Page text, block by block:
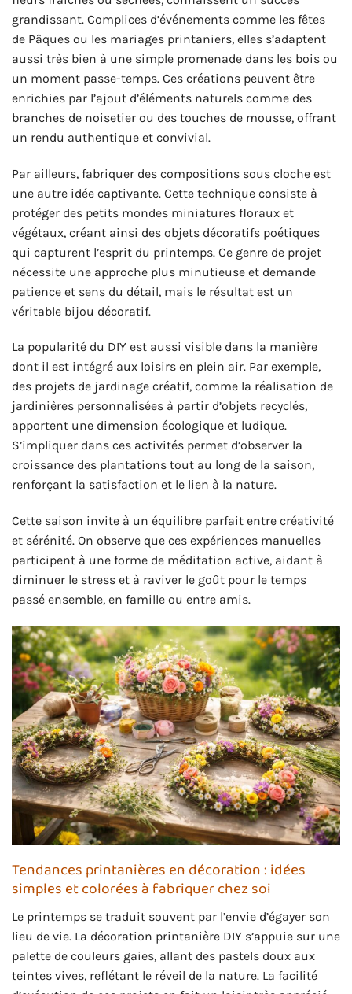
grandissant. Complices d’événements comme les fêtes
de Pâques ou les mariages printaniers, elles s’adaptent
aussi très bien à une simple promenade dans les bois ou
un moment passe-temps. Ces créations peuvent être
enrichies par l’ajout d’éléments naturels comme des
branches de noisetier ou des touches de mousse, offrant
un rendu authentique et convivial.
Par ailleurs, fabriquer des compositions sous cloche est
une autre idée captivante. Cette technique consiste à
protéger des petits mondes miniatures floraux et
végétaux, créant ainsi des objets décoratifs poétiques
qui capturent l’esprit du printemps. Ce genre de projet
nécessite une approche plus minutieuse et demande
patience et sens du détail, mais le résultat est un
véritable bijou décoratif.
La popularité du DIY est aussi visible dans la manière
dont il est intégré aux loisirs en plein air. Par exemple,
des projets de jardinage créatif, comme la réalisation de
jardinières personnalisées à partir d’objets recyclés,
apportent une dimension écologique et ludique.
S’impliquer dans ces activités permet d’observer la
croissance des plantations tout au long de la saison,
renforçant la satisfaction et le lien à la nature.
Cette saison invite à un équilibre parfait entre créativité
et sérénité. On observe que ces expériences manuelles
participent à une forme de méditation active, aidant à
diminuer le stress et à raviver le goût pour le temps
passé ensemble, en famille ou entre amis.
Tendances printanières en décoration : idées
simples et colorées à fabriquer chez soi
Le printemps se traduit souvent par l’envie d’égayer son
lieu de vie. La décoration printanière DIY s’appuie sur une
palette de couleurs gaies, allant des pastels doux aux
teintes vives, reflétant le réveil de la nature. La facilité